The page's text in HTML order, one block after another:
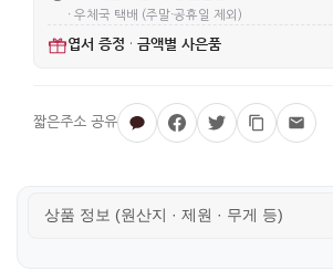
· 우체국 택배 (주말·공휴일 제외)
엽서 증정 · 금액별 사은품
상품 정보 (원산지 · 제원 · 무게 등)